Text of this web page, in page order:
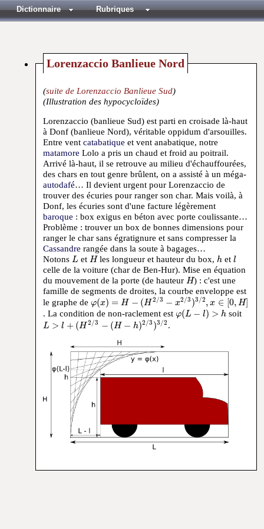
Dictionnaire Rubriques
Lorenzaccio Banlieue Nord
(suite de Lorenzaccio Banlieue Sud)
(Illustration des hypocycloïdes)
Lorenzaccio (banlieue Sud) est parti en croisade là-haut
à Donf (banlieue Nord), véritable oppidum d'arsouilles.
Entre vent catabatique et vent anabatique, notre
matamore Lolo a pris un chaud et froid au poitrail.
Arrivé là-haut, il se retrouve au milieu d'échauffourées,
des chars en tout genre brûlent, on a assisté à un méga-
autodafé… Il devient urgent pour Lorenzaccio de
trouver des écuries pour ranger son char. Mais voilà, à
Donf, les écuries sont d'une facture légèrement
baroque : box exigus en béton avec porte coulissante…
Problème : trouver un box de bonnes dimensions pour
ranger le char sans égratignure et sans compresser la
Cassandre rangée dans la soute à bagages…
Notons L
L et H
Hles longueur et hauteur du box,h
h etll
celle de la voiture (char de Ben-Hur). Mise en équation
du mouvement de la porte (de hauteur H
H) : c'est une
famille de segments de droites, la courbe enveloppe est
le graphe de φ(x) = H − (H 2/3 − x2/3 )3/2, x ∈ [0, H]
φ(x)=H −(H2/3−x2/3 )3/2,x∈[0, H]
. La condition de non-raclement est φ(L − l) > h
(L− >h soit
L > l + (H 2/3 − (H − h)2/3 )3/2
L>l+(H2/3−(H−h)2/3 )3/2
.